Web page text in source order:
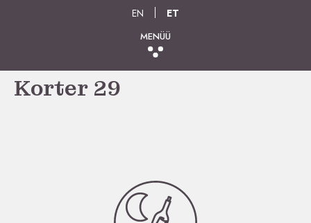
EN ET
MENÜÜ
Korter 29